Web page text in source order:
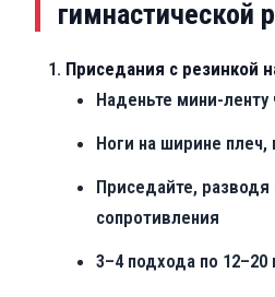
гимнастической
Приседания с резинкой
Наденьте мини-
Ноги на ширине плеч,
Приседайте, разводя
сопротивления
3–4 подхода по 12–20